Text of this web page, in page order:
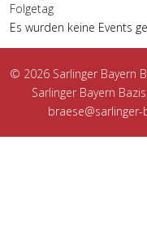
Folgetag
Es wurden keine Events
© 2026 Sarlinger Bayern
Sarlinger Bayern